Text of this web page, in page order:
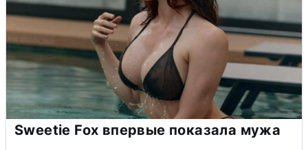
Sweetie Fox впервые показала мужа